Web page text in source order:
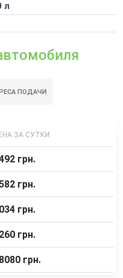
автомобилей
л
ПОДАЧИ
ЗА СУТКИ
грн.
грн.
грн.
грн.
грн.